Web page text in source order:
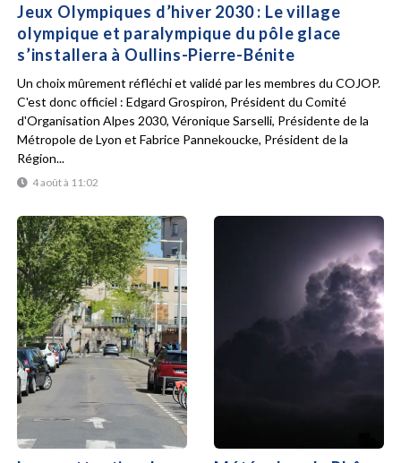
Jeux Olympiques d’hiver 2030 : Le village
olympique et paralympique du pôle glace
s’installera à Oullins-Pierre-Bénite
4 août à 11:02
Un choix mûrement réfléchi et validé par les membres du COJOP.
C'est donc officiel : Edgard Grospiron, Président du Comité
d'Organisation Alpes 2030, Véronique Sarselli, Présidente de la
Métropole de Lyon et Fabrice Pannekoucke, Président de la
Région...